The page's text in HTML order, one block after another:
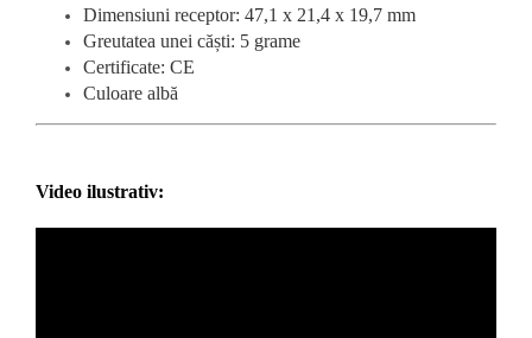
Dimensiuni receptor: 47,1 x 21,4 x 19,7 mm
Greutatea unei căști: 5 grame
Certificate: CE
Culoare albă
Video ilustrativ: